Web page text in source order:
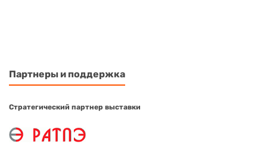
Партнеры и поддержка
Стратегический партнер выставки